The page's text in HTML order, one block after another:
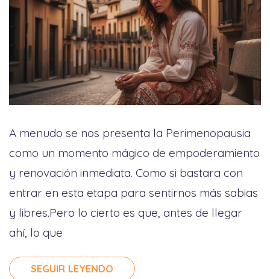
A menudo se nos presenta la Perimenopausia
como un momento mágico de empoderamiento
y renovación inmediata. Como si bastara con
entrar en esta etapa para sentirnos más sabias
y libres.Pero lo cierto es que, antes de llegar
ahí, lo que
SEGUIR LEYENDO